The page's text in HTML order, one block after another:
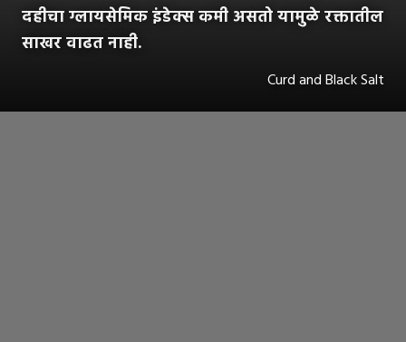
दहीचा ग्लायसेमिक इंडेक्स कमी असतो यामुळे रक्तातील
साखर वाढत नाही.
Curd and Black Salt